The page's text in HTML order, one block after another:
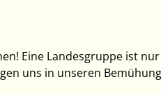
Eine Landesgruppe ist
uns in unseren